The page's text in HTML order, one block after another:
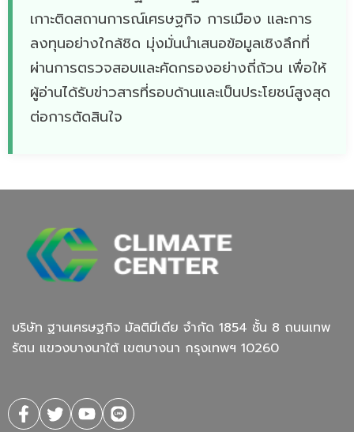
เกาะติดสถานการณ์เศรษฐกิจ การเมือง และการ
ลงทุนอย่างใกล้ชิด มุ่งมั่นนำเสนอข้อมูลเชิงลึกที่
ผ่านการตรวจสอบและคัดกรองอย่างถี่ถ้วน เพื่อให้
ผู้อ่านได้รับข่าวสารที่รอบด้านและเป็นประโยชน์สูงสุด
ต่อการตัดสินใจ
บริษัท ฐานเศรษฐกิจ มัลติมีเดีย จํากัด 1854 ชั้น 8 ถนนเทพ
รัตน แขวงบางนาใต้ เขตบางนา กรุงเทพฯ 10260